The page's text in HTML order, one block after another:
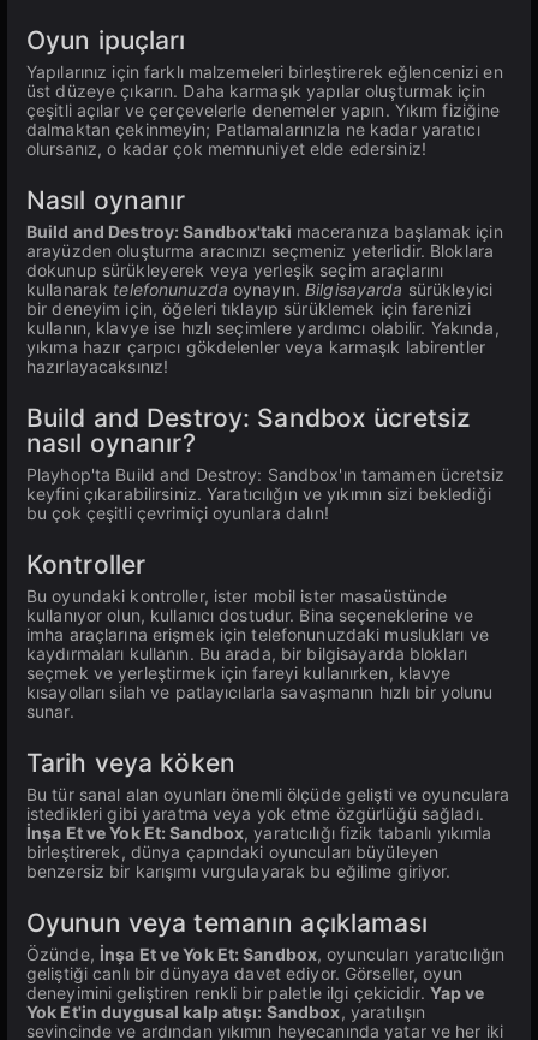
Oyun ipuçları
Yapılarınız için farklı malzemeleri birleştirerek eğlencenizi en
üst düzeye çıkarın. Daha karmaşık yapılar oluşturmak için
çeşitli açılar ve çerçevelerle denemeler yapın. Yıkım fiziğine
dalmaktan çekinmeyin; Patlamalarınızla ne kadar yaratıcı
olursanız, o kadar çok memnuniyet elde edersiniz!
Nasıl oynanır
Build and Destroy: Sandbox'taki maceranıza başlamak için
arayüzden oluşturma aracınızı seçmeniz yeterlidir. Bloklara
dokunup sürükleyerek veya yerleşik seçim araçlarını
kullanarak telefonunuzda oynayın. Bilgisayarda sürükleyici
bir deneyim için, öğeleri tıklayıp sürüklemek için farenizi
kullanın, klavye ise hızlı seçimlere yardımcı olabilir. Yakında,
yıkıma hazır çarpıcı gökdelenler veya karmaşık labirentler
hazırlayacaksınız!
Build and Destroy: Sandbox ücretsiz
nasıl oynanır?
Playhop'ta Build and Destroy: Sandbox'ın tamamen ücretsiz
keyfini çıkarabilirsiniz. Yaratıcılığın ve yıkımın sizi beklediği
bu çok çeşitli çevrimiçi oyunlara dalın!
Kontroller
Bu oyundaki kontroller, ister mobil ister masaüstünde
kullanıyor olun, kullanıcı dostudur. Bina seçeneklerine ve
imha araçlarına erişmek için telefonunuzdaki muslukları ve
kaydırmaları kullanın. Bu arada, bir bilgisayarda blokları
seçmek ve yerleştirmek için fareyi kullanırken, klavye
kısayolları silah ve patlayıcılarla savaşmanın hızlı bir yolunu
sunar.
Tarih veya köken
Bu tür sanal alan oyunları önemli ölçüde gelişti ve oyunculara
istedikleri gibi yaratma veya yok etme özgürlüğü sağladı.
İnşa Et ve Yok Et: Sandbox, yaratıcılığı fizik tabanlı yıkımla
birleştirerek, dünya çapındaki oyuncuları büyüleyen
benzersiz bir karışımı vurgulayarak bu eğilime giriyor.
Oyunun veya temanın açıklaması
Özünde, İnşa Et ve Yok Et: Sandbox, oyuncuları yaratıcılığın
geliştiği canlı bir dünyaya davet ediyor. Görseller, oyun
deneyimini geliştiren renkli bir paletle ilgi çekicidir. Yap ve
Yok Et'in duygusal kalp atışı: Sandbox, yaratılışın
sevincinde ve ardından yıkımın heyecanında yatar ve her iki